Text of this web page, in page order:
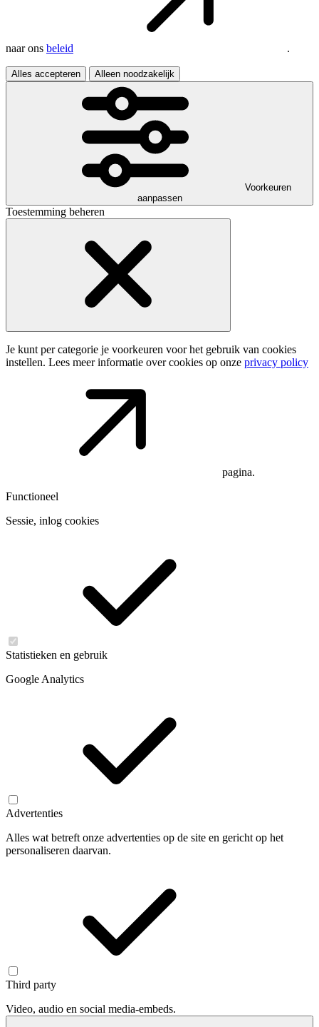
naar ons beleid .
Alles accepteren Alleen noodzakelijk
Voorkeuren
aanpassen
Toestemming beheren
Je kunt per categorie je voorkeuren voor het gebruik van cookies
instellen. Lees meer informatie over cookies op onze privacy policy
pagina.
Functioneel
Sessie, inlog cookies
Statistieken en gebruik
Google Analytics
Advertenties
Alles wat betreft onze advertenties op de site en gericht op het
personaliseren daarvan.
Third party
Video, audio en social media-embeds.